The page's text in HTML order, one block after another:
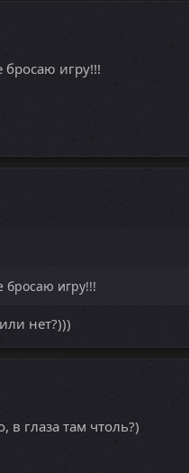
бросаю игру!!!
бросаю игру!!!
нет?)))
в глаза там чтоль?)